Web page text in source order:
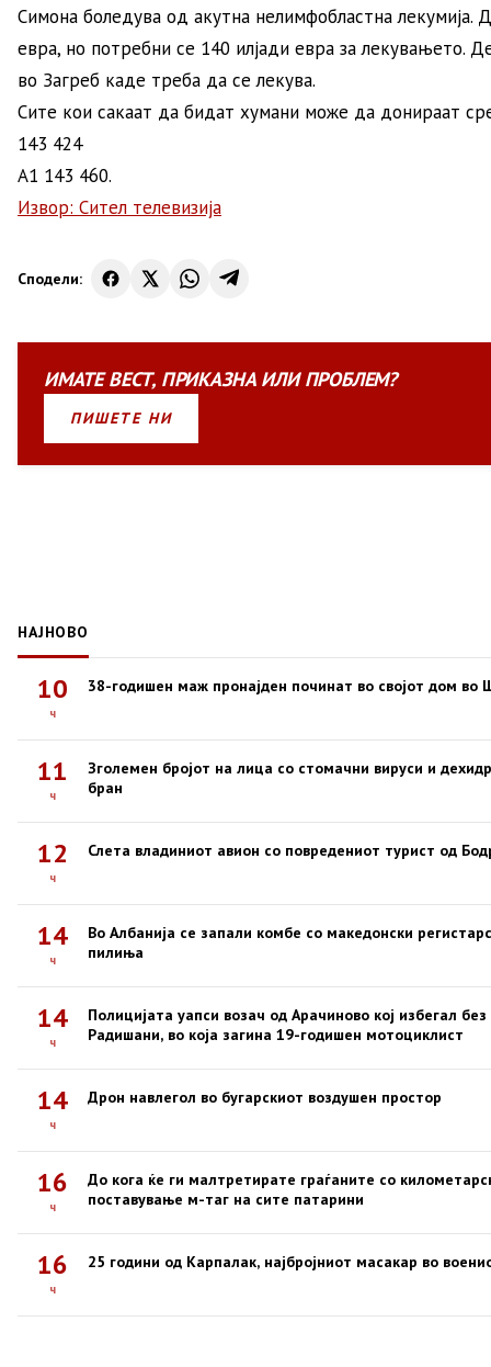
Симона боледува од акутна нелимфобластна лекумија.
евра, но потребни се 140 илјади евра за лекувањето.
во Загреб каде треба да се лекува.
Сите кои сакаат да бидат хумани може да донираат
143 424
А1 143 460.
Извор: Сител телевизија
Сподели:
ИМАТЕВЕСТ, ПРИКАЗНАИЛИПРОБЛЕМ?
ПИШЕТЕ НИ
НАЈНОВО
10
ч
38-годишен маж пронајден починат во својот дом во
11
ч
Зголемен бројот на лица со стомачни вируси и
бран
12
ч
Слета владиниот авион со повредениот турист од
14
ч
Во Албанија се запали комбе со македонски
пилиња
14
ч
Полицијата уапси возач од Арачиново кој избегал
Радишани, во која загина 19-годишен мотоциклист
14
ч
Дрон навлегол во бугарскиот воздушен простор
16
ч
До кога ќе ги малтретирате граѓаните со
поставување м-таг на сите патарини
16
ч
25 години од Карпалак, најбројниот масакар во